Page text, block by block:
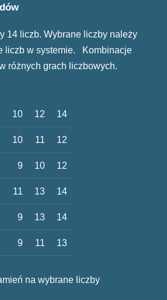
14 liczb. Wybrane liczby należy
liczb w systemie. Kombinacje
różnych grach liczbowych.
10 12 14
10 11 12
9 10 12
11 13 14
9 13 14
9 11 13
na wybrane liczby